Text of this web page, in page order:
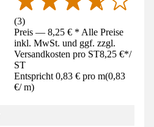
(3)
Preis — 8,25 € * Alle Preise
inkl. MwSt. und ggf. zzgl.
Versandkosten pro ST8,25 €*/
ST
Entspricht 0,83 € pro m(0,83
€/ m)